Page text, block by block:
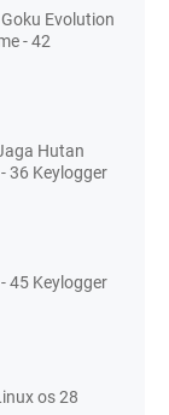
Evolution
- 42
Hutan
36 Keylogger
45 Keylogger
os 28